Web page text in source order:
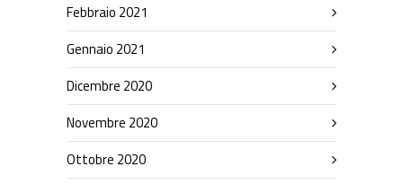
Febbraio 2021
Gennaio 2021
Dicembre 2020
Novembre 2020
Ottobre 2020